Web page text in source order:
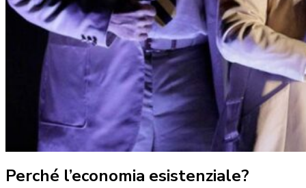
Perché l’economia esistenziale?